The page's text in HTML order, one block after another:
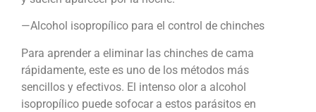
—Alcohol isopropílico para el control de chinches
Para aprender a eliminar las chinches de cama
rápidamente, este es uno de los métodos más
sencillos y efectivos. El intenso olor a alcohol
isopropílico puede sofocar a estos parásitos en